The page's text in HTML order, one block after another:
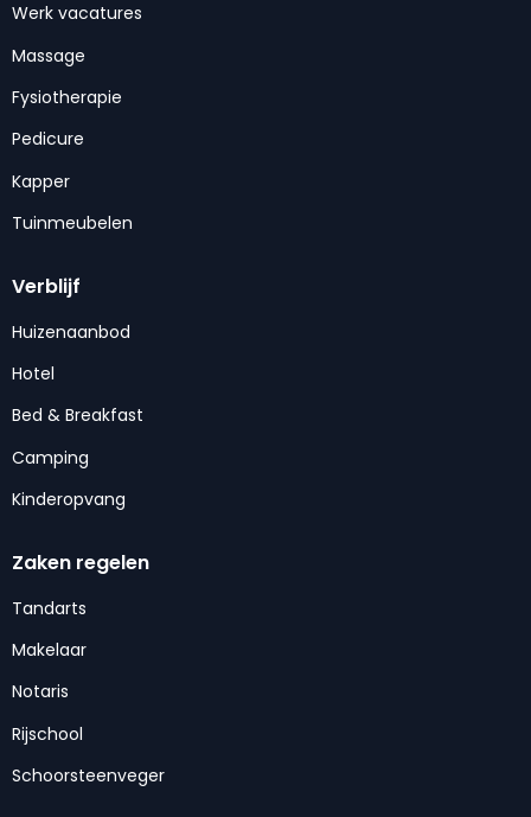
Werk vacatures
Massage
Fysiotherapie
Pedicure
Kapper
Tuinmeubelen
Verblijf
Huizenaanbod
Hotel
Bed & Breakfast
Camping
Kinderopvang
Zaken regelen
Tandarts
Makelaar
Notaris
Rijschool
Schoorsteenveger